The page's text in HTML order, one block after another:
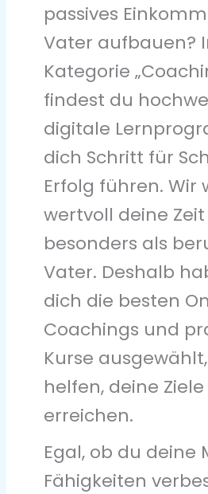
passives
Vater aufbauen?
Kategorie
findest du
digitale
dich Schritt für
Erfolg führen. Wir
wertvoll deine Zeit
besonders als
Vater. Deshalb
dich die besten
Coachings und
Kurse
helfen, deine
erreichen.
Egal, ob du deine
Fähigkeiten